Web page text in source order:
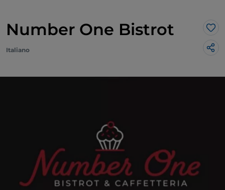
Number One Bistrot Me
Italiano